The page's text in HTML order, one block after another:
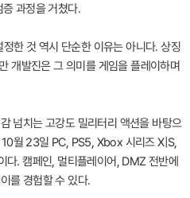
과정을 거쳤다.
정한 것 역시 단순한 이유는 아니다. 상징
개발진은 그 의미를 게임을 플레이하며
넘치는 고강도 밀리터리 액션을 바탕으
월 23일 PC, PS5, Xbox 시리즈 X|S,
다. 캠페인, 멀티플레이어, DMZ 전반에
를 경험할 수 있다.